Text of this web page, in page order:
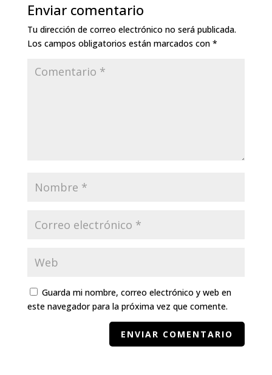
Enviar comentario
Tu dirección de correo electrónico no será publicada.
Los campos obligatorios están marcados con *
Guarda mi nombre, correo electrónico y web en
este navegador para la próxima vez que comente.